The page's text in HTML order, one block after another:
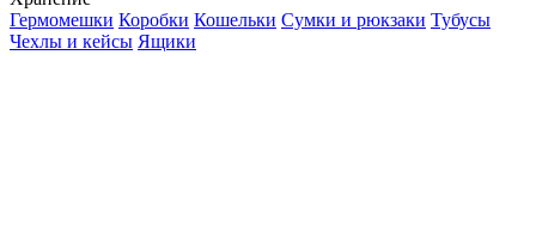
Гермомешки Коробки Кошельки Сумки и рюкзаки Тубусы
Чехлы и кейсы Ящики